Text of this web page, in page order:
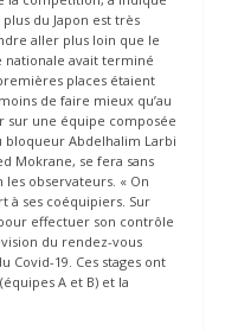
du Japon est très
aller plus loin que le
nationale avait terminé
places étaient
de faire mieux qu’au
sur une équipe composée
bloqueur Abdelhalim Larbi
Mokrane, se fera sans
observateurs. « On
à ses coéquipiers. Sur
effectuer son contrôle
du rendez-vous
Covid-19. Ces stages ont
A et B) et la